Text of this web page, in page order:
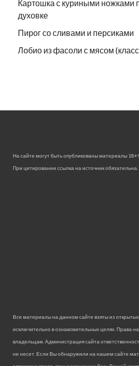
Картошка с куриными ножками
духовке
Пирог со сливами и персиками
Лобио из фасоли с мясом
На сайте могут быть опубликованы материалы 18+!
При цитировании ссылка на источник обязательна.
Все материалы на данном сайте взяты из
исключительно в ознакомительных целях. Права
владельцам. Администрация сайта
не несет. Если Вы обнаружили на нашем сайте